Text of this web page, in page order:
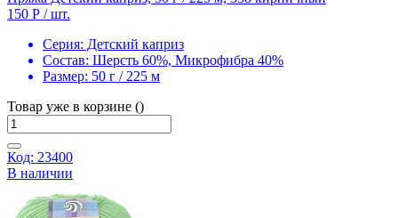
150 Р / шт.
Серия: Детский каприз
Состав: Шерсть 60%, Микрофибра 40%
Размер: 50 г / 225 м
Товар уже в корзине ()
Код: 23400
В наличии